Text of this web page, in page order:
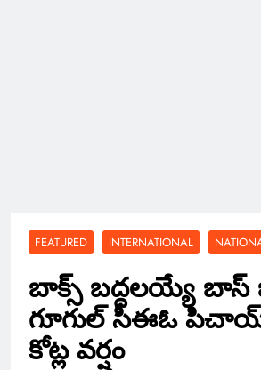
FEATURED INTERNATIONAL
బాక్స్ బద్దలయ్యే బాస్
గూగుల్ సీఈఓ
కోట్ల వర్షం